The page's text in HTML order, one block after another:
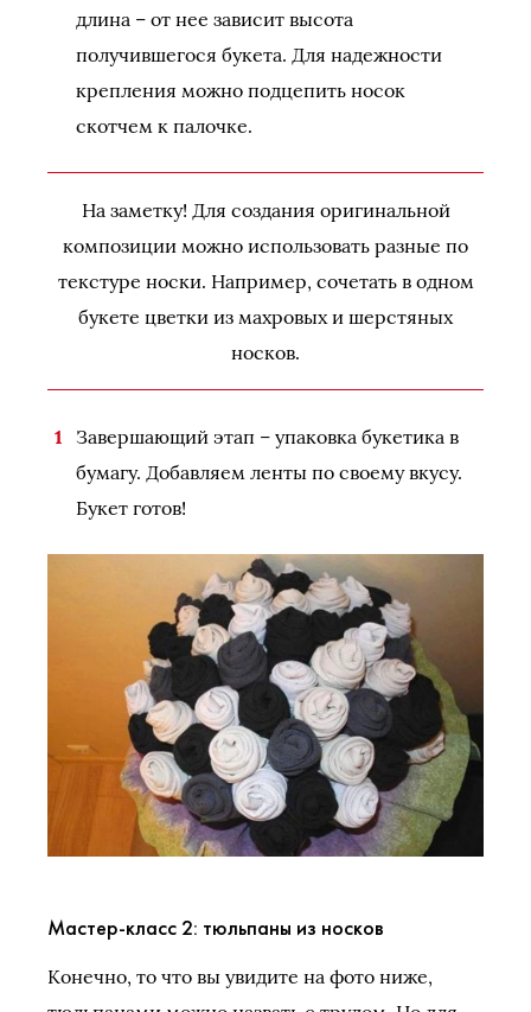
длина – от нее зависит высота
получившегося букета. Для надежности
крепления можно подцепить носок
скотчем к палочке.
На заметку! Для создания оригинальной
композиции можно использовать разные по
текстуре носки. Например, сочетать в одном
букете цветки из махровых и шерстяных
носков.
Завершающий этап – упаковка букетика в
бумагу. Добавляем ленты по своему вкусу.
Букет готов!
Мастер-класс 2: тюльпаны из носков
Конечно, то что вы увидите на фото ниже,